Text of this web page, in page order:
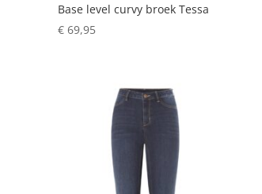
Base level curvy broek Tessa
€ 69,95